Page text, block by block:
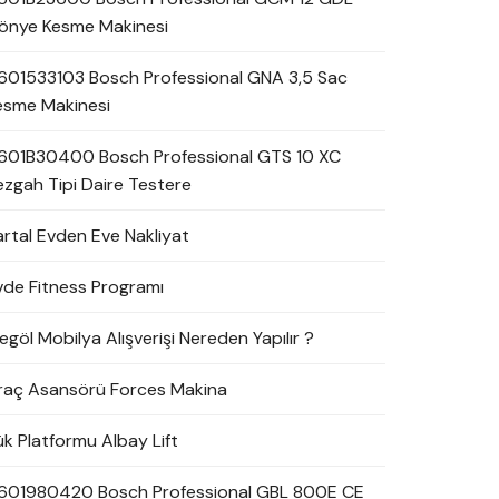
Kesme Makinesi
Bosch Professional GNA 3,5 Sac
Makinesi
Bosch Professional GTS 10 XC
Tipi Daire Testere
Evden Eve Nakliyat
Fitness Programı
Mobilya Alışverişi Nereden Yapılır ?
Asansörü Forces Makina
Platformu Albay Lift
Bosch Professional GBL 800E CE